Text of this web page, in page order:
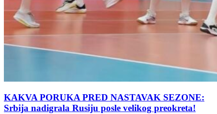
KAKVA PORUKA PRED NASTAVAK SEZONE:
Srbija nadigrala Rusiju posle velikog preokreta!